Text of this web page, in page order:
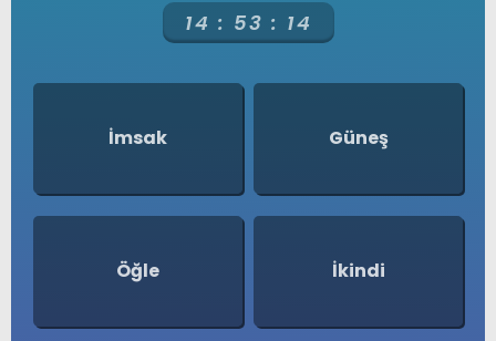
14 : 53 : 14
İmsak Güneş
Öğle İkindi